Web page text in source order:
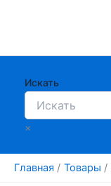
Искать
×
Главная Товары